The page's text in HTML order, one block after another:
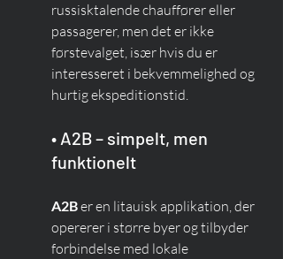
russisktalende chauffører eller
passagerer, men det er ikke
førstevalget, især hvis du er
interesseret i bekvemmelighed og
hurtig ekspeditionstid.
• A2B – simpelt, men
funktionelt
A2B er en litauisk applikation, der
opererer i større byer og tilbyder
forbindelse med lokale